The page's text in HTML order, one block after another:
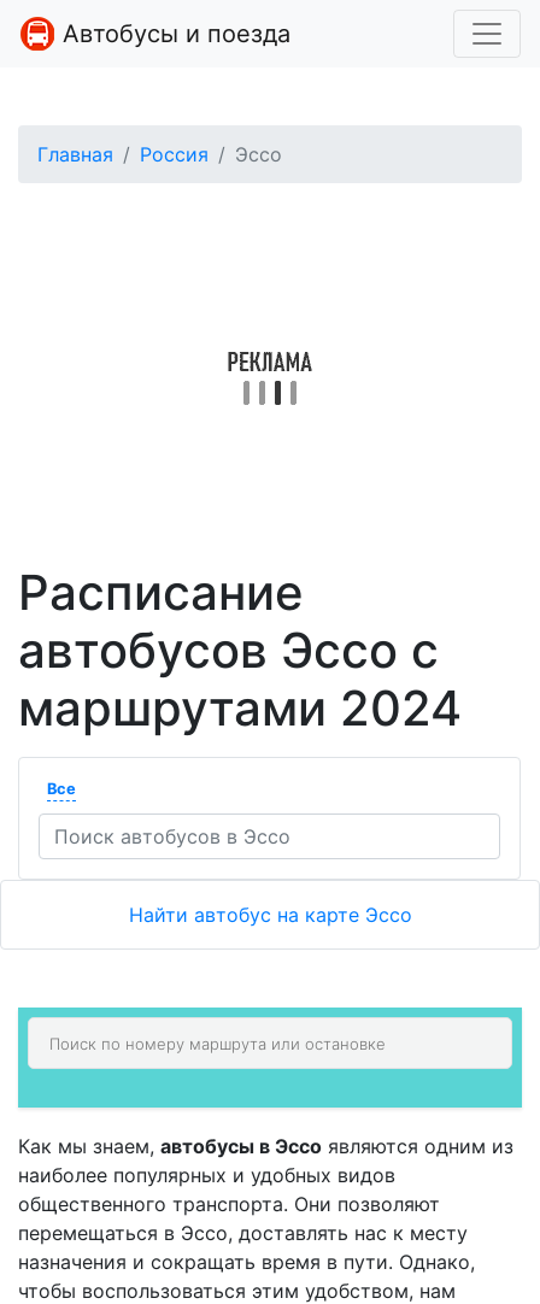
Автобусы и поезда
Главная Россия Эссо
Расписание
автобусов Эссо с
маршрутами 2024
Все
Найти автобус на карте Эссо
Как мы знаем, автобусы в Эссо являются одним из
наиболее популярных и удобных видов
общественного транспорта. Они позволяют
перемещаться в Эссо, доставлять нас к месту
назначения и сокращать время в пути. Однако,
чтобы воспользоваться этим удобством, нам